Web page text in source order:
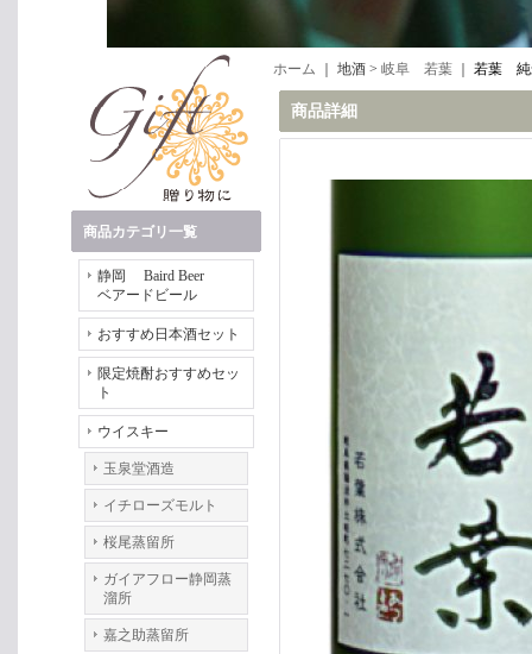
商品カテゴリ一覧
静岡 Baird Beer
ベアードビール
おすすめ日本酒セット
限定焼酎おすすめセッ
ト
ウイスキー
玉泉堂酒造
イチローズモルト
桜尾蒸留所
ガイアフロー静岡蒸
溜所
嘉之助蒸留所
ホーム ｜ 地酒 > 岐阜 若葉 若葉 純
商品詳細